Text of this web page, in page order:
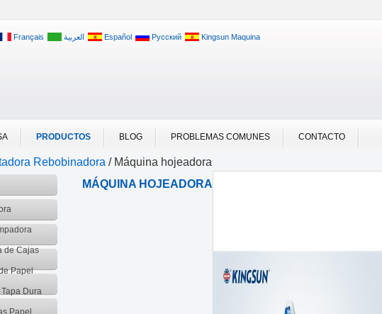
Français العربية Español Русский Kingsun Maquina
PRODUCTOS BLOG PROBLEMAS COMUNES CONTACTO
Rebobinadora / Máquina hojeadora
de Cajas
Papel
Dura
Papel
MÁQUINA HOJEADORA